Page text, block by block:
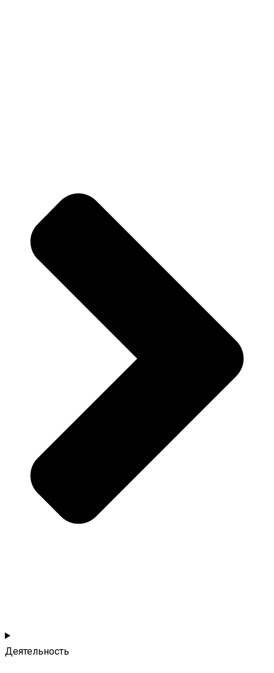
Деятельность